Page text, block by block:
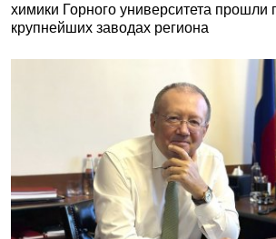
химики Горного университета прошли
крупнейших заводах региона